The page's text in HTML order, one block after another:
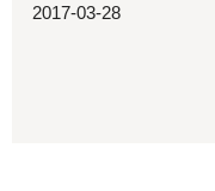
2017-03-28